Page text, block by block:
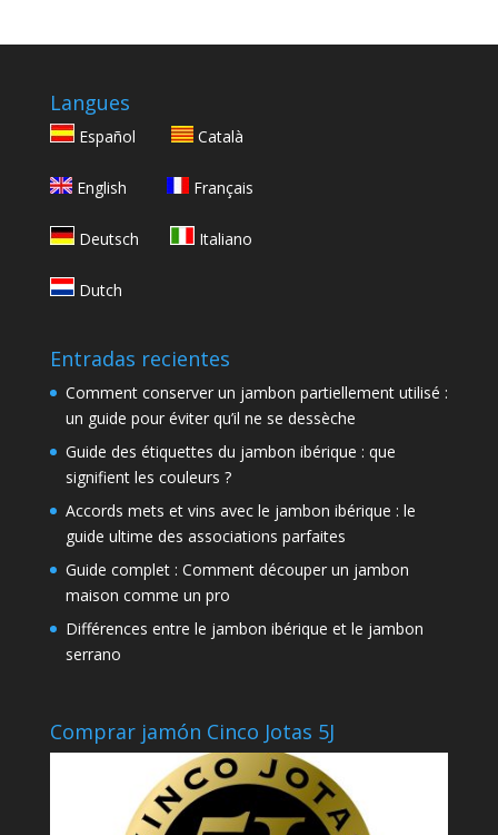
Langues
Español Català
English Français
Deutsch Italiano
Dutch
Entradas recientes
Comment conserver un jambon partiellement utilisé :
un guide pour éviter qu’il ne se dessèche
Guide des étiquettes du jambon ibérique : que
signifient les couleurs ?
Accords mets et vins avec le jambon ibérique : le
guide ultime des associations parfaites
Guide complet : Comment découper un jambon
maison comme un pro
Différences entre le jambon ibérique et le jambon
serrano
Comprar jamón Cinco Jotas 5J